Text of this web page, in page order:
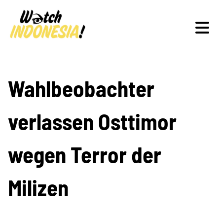
Schwerpunkte
Veranstaltungen
Publikationen
Wahlbeobachter
verlassen Osttimor
wegen Terror der
Milizen